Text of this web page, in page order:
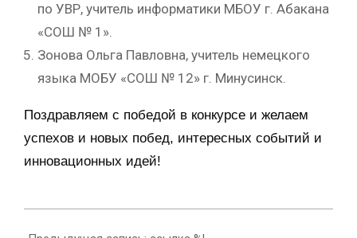
по УВР, учитель информатики МБОУ г. Абакана
«СОШ № 1».
Зонова Ольга Павловна, учитель немецкого
языка МОБУ «СОШ № 12» г. Минусинск.
Поздравляем с победой в конкурсе и желаем
успехов и новых побед, интересных событий и
инновационных идей!